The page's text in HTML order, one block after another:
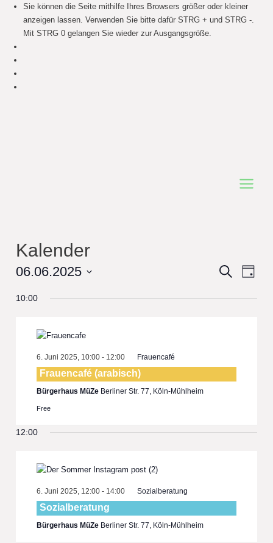
Sie können die Seite mithilfe Ihres Browsers größer oder kleiner
anzeigen lassen. Verwenden Sie bitte dafür STRG + und STRG -.
Mit STRG 0 gelangen Sie wieder zur Ausgangsgröße.
Main
Kalender
Events
Search
Day
06.06.2025
date.
10:00
6. Juni 2025, 10:00 - 12:00 Frauencafé
Frauencafé (arabisch)
Bürgerhaus MüZe Berliner Str. 77, Köln-Mühlheim
Free
12:00
6. Juni 2025, 12:00 - 14:00 Sozialberatung
Sozialberatung
Bürgerhaus MüZe Berliner Str. 77, Köln-Mühlheim